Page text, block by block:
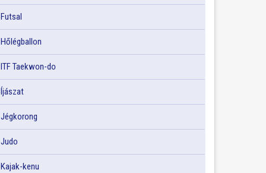
Futsal
Hőlégballon
ITF Taekwon-do
Íjászat
Jégkorong
Judo
Kajak-kenu